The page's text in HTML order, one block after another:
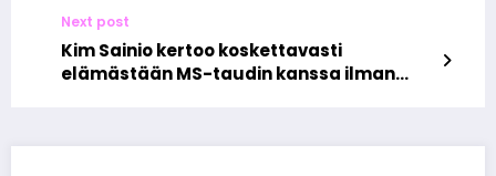
Next post
Kim Sainio kertoo koskettavasti
elämästään MS-taudin kanssa ilman